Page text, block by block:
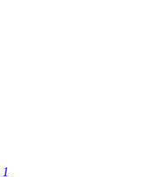
1